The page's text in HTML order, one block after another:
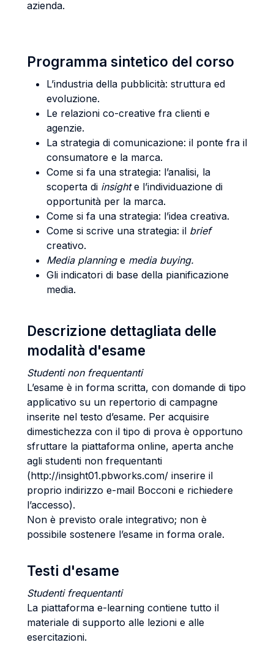
azienda.
Programma sintetico del corso
L’industria della pubblicità: struttura ed
evoluzione.
Le relazioni co-creative fra clienti e
agenzie.
La strategia di comunicazione: il ponte fra il
consumatore e la marca.
Come si fa una strategia: l’analisi, la
scoperta di insighte l’individuazione di
opportunità per la marca.
Come si fa una strategia: l’idea creativa.
Come si scrive una strategia: il brief
creativo.
Media planning e media buying.
Gli indicatori di base della pianificazione
media.
Descrizione dettagliata delle
modalità d'esame
Studenti non frequentanti
L’esame è in forma scritta, con domande di tipo
applicativo su un repertorio di campagne
inserite nel testo d’esame. Per acquisire
dimestichezza con il tipo di prova è opportuno
sfruttare la piattaforma online, aperta anche
agli studenti non frequentanti
(http://insight01.pbworks.com/ inserire il
proprio indirizzo e-mail Bocconi e richiedere
l’accesso).
Non è previsto orale integrativo; non è
possibile sostenere l’esame in forma orale.
Testi d'esame
Studenti frequentanti
La piattaforma e-learning contiene tutto il
materiale di supporto alle lezioni e alle
esercitazioni.